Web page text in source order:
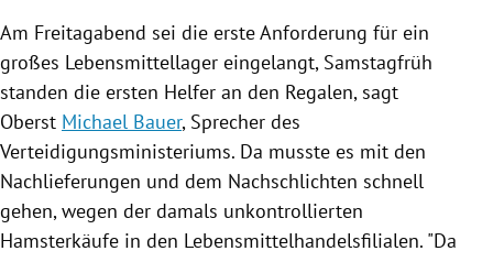
Am Freitagabend sei die erste Anforderung für ein
großes Lebensmittellager eingelangt, Samstagfrüh
standen die ersten Helfer an den Regalen, sagt
Oberst Michael Bauer, Sprecher des
Verteidigungsministeriums. Da musste es mit den
Nachlieferungen und dem Nachschlichten schnell
gehen, wegen der damals unkontrollierten
Hamsterkäufe in den Lebensmittelhandelsfilialen. "Da